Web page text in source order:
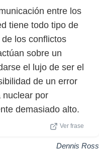
entre los
tiene todo tipo de
los conflictos
sobre un
el lujo de ser el
de un error
nuclear por
demasiado alto.
Ver frase
Dennis Ross